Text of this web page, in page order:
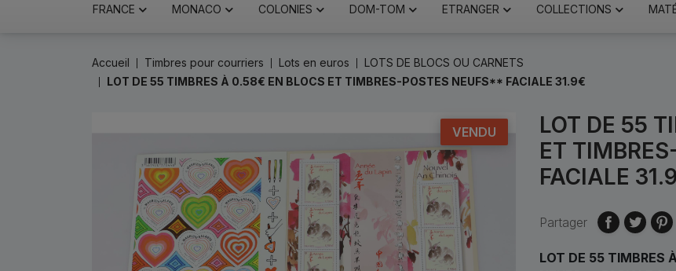
FRANCE MONACO COLONIES DOM-TOM ETRANGER COLLECTIONS
Accueil Timbres pour courriers Lots en euros
LOTS DE BLOCS OU CARNETS
LOT DE 55 TIMBRES À 0.58€ EN BLOCS ET TIMBRES-POSTES NEUFS** FACIALE 31.9€
VENDU
LOT DE 55
ET
FACIALE
Partager
LOT DE 55 TIMBRES